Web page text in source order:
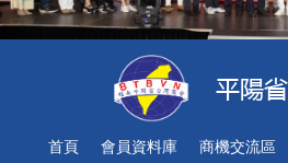
首頁 會員資料庫 商機交流區